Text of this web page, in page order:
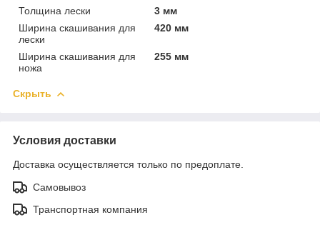
Толщина лески
3 мм
Ширина скашивания для
лески
420 мм
Ширина скашивания для
ножа
255 мм
Скрыть
Условия доставки
Доставка осуществляется только по предоплате.
Самовывоз
Транспортная компания